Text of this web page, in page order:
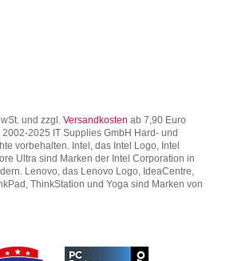
und zzgl. Versandkosten ab 7,90 Euro
2025 IT Supplies GmbH Hard- und
vorbehalten. Intel, das Intel Logo, Intel
Ultra sind Marken der Intel Corporation in
Lenovo, das Lenovo Logo, IdeaCentre,
ThinkStation und Yoga sind Marken von